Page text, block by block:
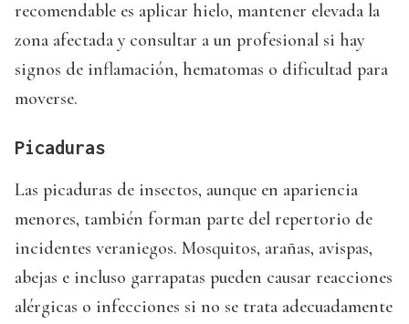
recomendable es aplicar hielo, mantener elevada la
zona afectada y consultar a un profesional si hay
signos de inflamación, hematomas o dificultad para
moverse.
Picaduras
Las picaduras de insectos, aunque en apariencia
menores, también forman parte del repertorio de
incidentes veraniegos. Mosquitos, arañas, avispas,
abejas e incluso garrapatas pueden causar reacciones
alérgicas o infecciones si no se trata adecuadamente